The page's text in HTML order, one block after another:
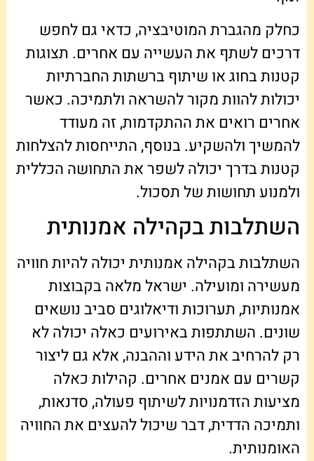
כחלק מהגברת המוטיבציה, כדאי גם לחפש
דרכים לשתף את העשייה עם אחרים. תצוגות
קטנות בחוג או שיתוף ברשתות החברתיות
יכולות להוות מקור להשראה ולתמיכה. כאשר
אחרים רואים את ההתקדמות, זה מעודד
להמשיך ולהשקיע. בנוסף, התייחסות להצלחות
קטנות בדרך יכולה לשפר את התחושה הכללית
ולמנוע תחושות של תסכול.
השתלבות בקהילה אמנותית
השתלבות בקהילה אמנותית יכולה להיות חוויה
מעשירה ומועילה. ישראל מלאה בקבוצות
אמנותיות, תערוכות ודיאלוגים סביב נושאים
שונים. השתתפות באירועים כאלה יכולה לא
רק להרחיב את הידע וההבנה, אלא גם ליצור
קשרים עם אמנים אחרים. קהילות כאלה
מציעות הזדמנויות לשיתוף פעולה, סדנאות,
ותמיכה הדדית, דבר שיכול להעצים את החוויה
האומנותית.